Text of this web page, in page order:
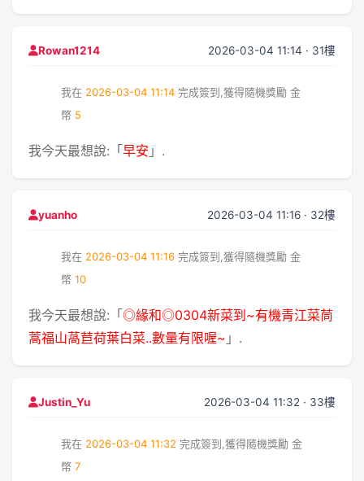
Rowan1214 2026-03-04 11:14 · 31樓
我在 2026-03-04 11:14 完成簽到,獲得隨機獎勵 金
幣 5
我今天最想說:「早安 」.
yuanho 2026-03-04 11:16 · 32樓
我在 2026-03-04 11:16 完成簽到,獲得隨機獎勵 金
幣 10
我今天最想說:「◎緣和◎0304新菜到~有機青江菜茼
蒿福山萵苣荷葉白菜..數量有限喔~ 」.
Justin_Yu 2026-03-04 11:32 · 33樓
我在 2026-03-04 11:32 完成簽到,獲得隨機獎勵 金
幣 7